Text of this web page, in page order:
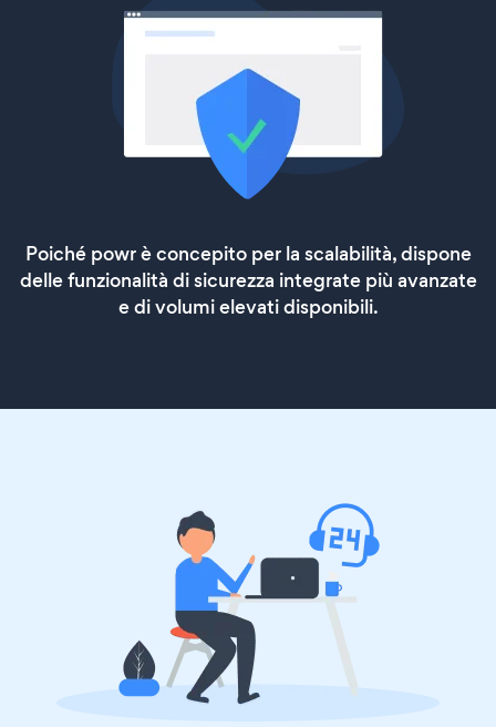
Poiché powr è concepito per la scalabilità, dispone
delle funzionalità di sicurezza integrate più avanzate
e di volumi elevati disponibili.